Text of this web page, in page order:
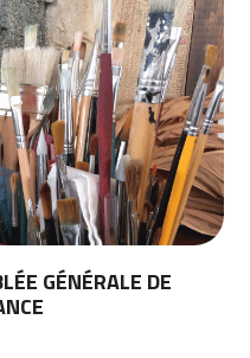
GÉNÉRALE DE